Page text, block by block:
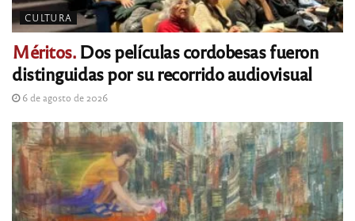
CULTURA
Méritos.Dos películas cordobesas fueron
distinguidas por su recorrido audiovisual
6 de agosto de 2026